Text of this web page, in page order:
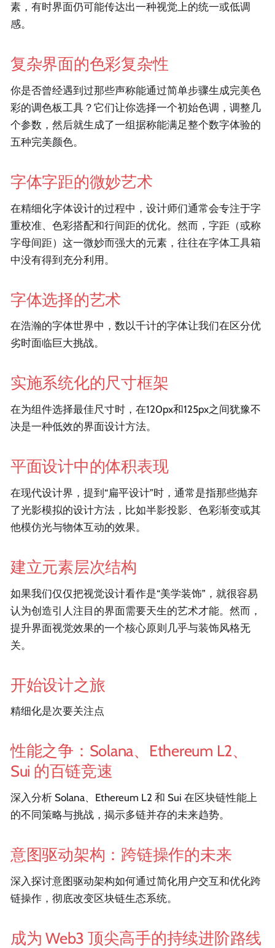
素，有时界面仍可能传达出一种视觉上的统一或低调
感。
复杂界面的色彩复杂性
你是否曾经遇到过那些声称能通过简单步骤生成完美色
彩的调色板工具？它们让你选择一个初始色调，调整几
个参数，然后就生成了一组据称能满足整个数字体验的
五种完美颜色。
字体字距的微妙艺术
在精细化字体设计的过程中，设计师们通常会专注于字
重校准、色彩搭配和行间距的优化。然而，字距（或称
字母间距）这一微妙而强大的元素，往往在字体工具箱
中没有得到充分利用。
字体选择的艺术
在浩瀚的字体世界中，数以千计的字体让我们在区分优
劣时面临巨大挑战。
实施系统化的尺寸框架
在为组件选择最佳尺寸时，在120px和125px之间犹豫不
决是一种低效的界面设计方法。
平面设计中的体积表现
在现代设计界，提到“扁平设计”时，通常是指那些抛弃
了光影模拟的设计方法，比如半影投影、色彩渐变或其
他模仿光与物体互动的效果。
建立元素层次结构
如果我们仅仅把视觉设计看作是“美学装饰”，就很容易
认为创造引人注目的界面需要天生的艺术才能。然而，
提升界面视觉效果的一个核心原则几乎与装饰风格无
关。
开始设计之旅
精细化是次要关注点
性能之争：Solana、Ethereum L2、
Sui 的百链竞速
深入分析 Solana、Ethereum L2 和 Sui 在区块链性能上
的不同策略与挑战，揭示多链并存的未来趋势。
意图驱动架构：跨链操作的未来
深入探讨意图驱动架构如何通过简化用户交互和优化跨
链操作，彻底改变区块链生态系统。
成为 Web3 顶尖高手的持续进阶路线